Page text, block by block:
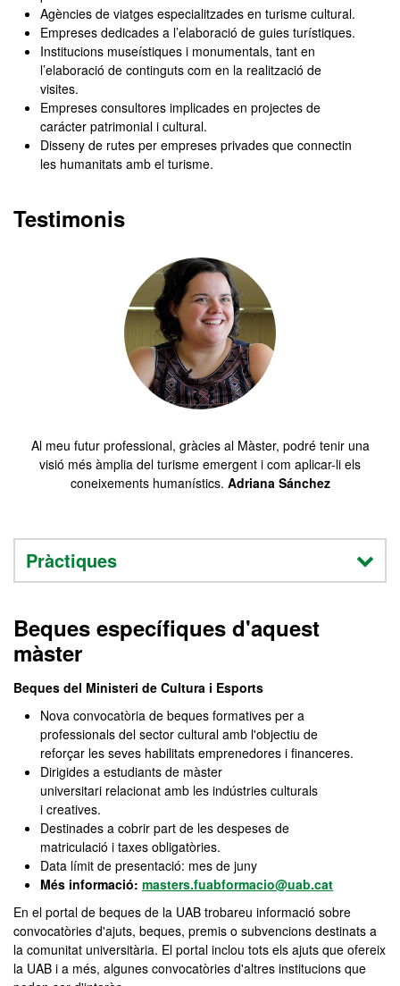
Agències de viatges especialitzades en turisme cultural.
Empreses dedicades a l’elaboració de guies turístiques.
Institucions museístiques i monumentals, tant en
l’elaboració de continguts com en la realització de
visites.
Empreses consultores implicades en projectes de
carácter patrimonial i cultural.
Disseny de rutes per empreses privades que connectin
les humanitats amb el turisme.
Testimonis
Al meu futur professional, gràcies al Màster, podré tenir una
visió més àmplia del turisme emergent i com aplicar-li els
coneixements humanístics. Adriana Sánchez
Pràctiques
Beques específiques d'aquest
màster
Beques del Ministeri de Cultura i Esports
Nova convocatòria de beques formatives per a
professionals del sector cultural amb l'objectiu de
reforçar les seves habilitats emprenedores i financeres.
Dirigides a estudiants de màster
universitari relacionat amb les indústries culturals
i creatives.
Destinades a cobrir part de les despeses de
matriculació i taxes obligatòries.
Data límit de presentació: mes de juny
Més informació: masters.fuabformacio@uab.cat
En el portal de beques de la UAB trobareu informació sobre
convocatòries d'ajuts, beques, premis o subvencions destinats a
la comunitat universitària. El portal inclou tots els ajuts que ofereix
la UAB i a més, algunes convocatòries d'altres institucions que